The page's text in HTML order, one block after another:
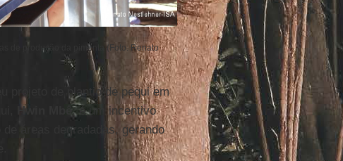
de produção da pimenta (Foto: Renato
projeto de plantio de pequi em
Hwin Mbê , é um incentivo
áreas degradadas, gerando